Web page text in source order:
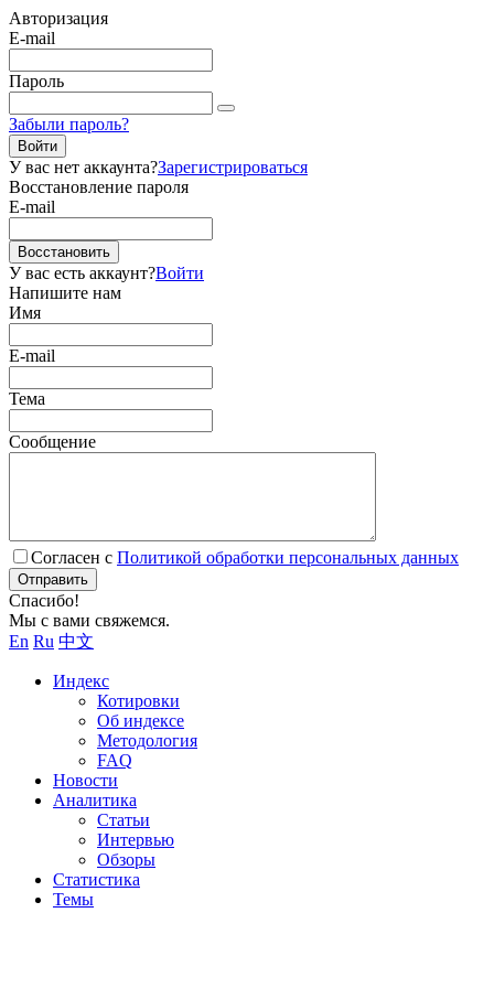
Авторизация
E-mail
Пароль
Забыли пароль?
Войти
У вас нет аккаунта?Зарегистрироваться
Восстановление пароля
E-mail
Восстановить
У вас есть аккаунт?Войти
Напишите нам
Имя
E-mail
Тема
Сообщение
Согласен с Политикой обработки персональных данных
Отправить
Спасибо!
Мы с вами свяжемся.
En Ru 中文
Индекс
Котировки
Об индексе
Методология
FAQ
Новости
Аналитика
Статьи
Интервью
Обзоры
Статистика
Темы